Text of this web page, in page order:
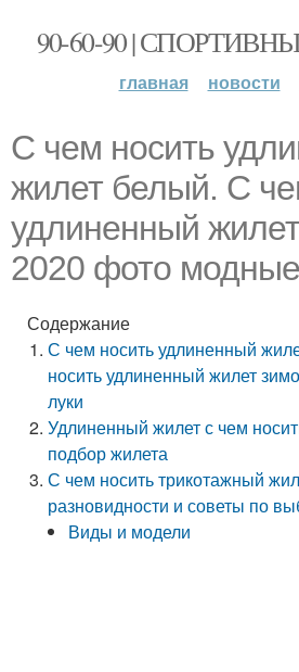
90-60-90 |
главная новости
С чем носить
жилет белый. С
удлиненный
2020 фото
Содержание
С чем носить удлиненный
носить удлиненный жилет
луки
Удлиненный жилет с чем
подбор жилета
С чем носить трикотажный
разновидности и советы по
Виды и модели